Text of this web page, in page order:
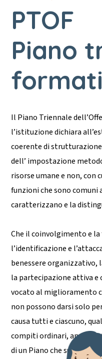
PTOF
Piano
Il Piano Triennale
l’istituzione dichiara
coerente di
dell’ impostazione
risorse umane e non, con
funzioni che sono
caratterizzano e la
Che il coinvolgimento e
l’identificazione e
benessere organizzativo,
la partecipazione attiva e
vocato al miglioramento
non possono darsi solo
causa tutti e ciascuno,
compiti ordinari, anche
di un Piano che superi la